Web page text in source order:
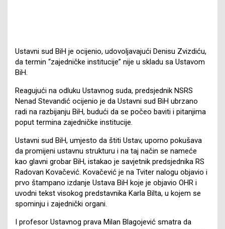
Ustavni sud BiH je ocijenio, udovoljavajući Denisu Zvizdiću,
da termin “zajedničke institucije” nije u skladu sa Ustavom
BiH.
Reagujući na odluku Ustavnog suda, predsjednik NSRS
Nenad Stevandić ocijenio je da Ustavni sud BiH ubrzano
radi na razbijanju BiH, budući da se počeo baviti i pitanjima
poput termina zajedničke institucije.
Ustavni sud BiH, umjesto da štiti Ustav, uporno pokušava
da promijeni ustavnu strukturu i na taj način se nameće
kao glavni grobar BiH, istakao je savjetnik predsjednika RS
Radovan Kovačević. Kovačević je na Tviter nalogu objavio i
prvo štampano izdanje Ustava BiH koje je objavio OHR i
uvodni tekst visokog predstavnika Karla Bilta, u kojem se
spominju i zajednički organi.
I profesor Ustavnog prava Milan Blagojević smatra da